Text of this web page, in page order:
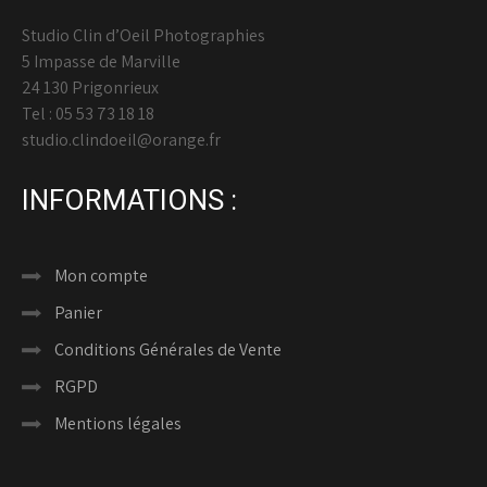
Studio Clin d’Oeil Photographies
5 Impasse de Marville
24 130 Prigonrieux
Tel : 05 53 73 18 18
studio.clindoeil@orange.fr
INFORMATIONS :
Mon compte
Panier
Conditions Générales de Vente
RGPD
Mentions légales